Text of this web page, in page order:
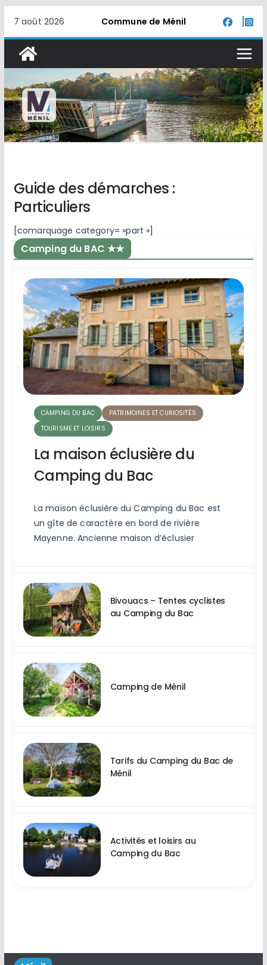
contenu
7 août 2026 Commune de Ménil
Guide des démarches :
Particuliers
[comarquage category= »part »]
Camping du BAC ★★
CAMPING DU BAC
PATRIMOINES ET CURIOSITÉS
TOURISME ET LOISIRS
La maison éclusière du
Camping du Bac
La maison éclusière du Camping du Bac est
un gîte de caractère en bord de rivière
Mayenne. Ancienne maison d’éclusier
Bivouacs – Tentes cyclistes
au Camping du Bac
Camping de Ménil
Tarifs du Camping du Bac de
Ménil
Activités et loisirs au
Camping du Bac